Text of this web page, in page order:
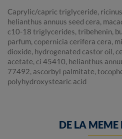
Caprylic/capric triglyceride,
helianthus annuus seed cera,
c10-18 triglycerides, tribehenin,
parfum, copernicia cerifera cera,
dioxide, hydrogenated castor oil,
acetate, ci 45410, helianthus
77492, ascorbyl palmitate,
polyhydroxystearic acid
DE LA